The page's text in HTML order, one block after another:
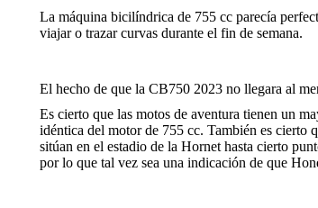
La máquina bicilíndrica de 755 cc parecía
viajar o trazar curvas durante el fin de semana.
El hecho de que la CB750 2023 no llegara al
Es cierto que las motos de aventura tienen un
idéntica del motor de 755 cc. También es
sitúan en el estadio de la Hornet hasta cierto
por lo que tal vez sea una indicación de que